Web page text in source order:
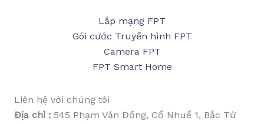
Lắp mạng FPT
Gói cước Truyền hình FPT
Camera FPT
FPT Smart Home
Liên hệ với chúng tôi
Địa chỉ : 545 Phạm Văn Đồng, Cổ Nhuế 1, Bắc Từ